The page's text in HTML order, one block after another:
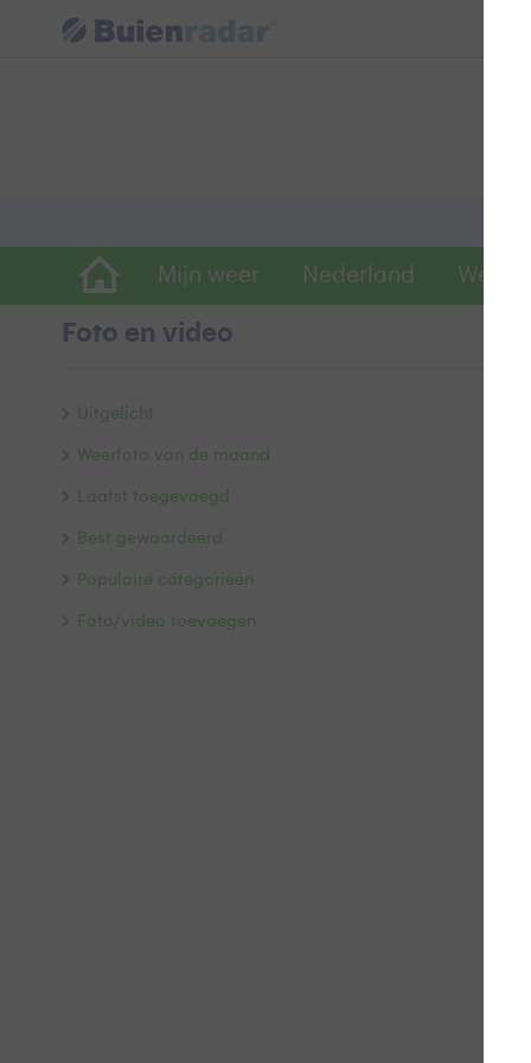
Mijn weer Nederland
Foto en video
Uitgelicht
Weerfoto van de maand
Laatst toegevoegd
Best gewaardeerd
Populaire categorieën
Foto/video toevoegen